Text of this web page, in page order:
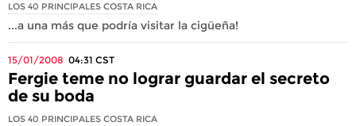
LOS 40 PRINCIPALES COSTA RICA
...a una más que podría visitar la cigüeña!
15/01/2008 04:31 CST
Fergie teme no lograr guardar el secreto
de su boda
LOS 40 PRINCIPALES COSTA RICA